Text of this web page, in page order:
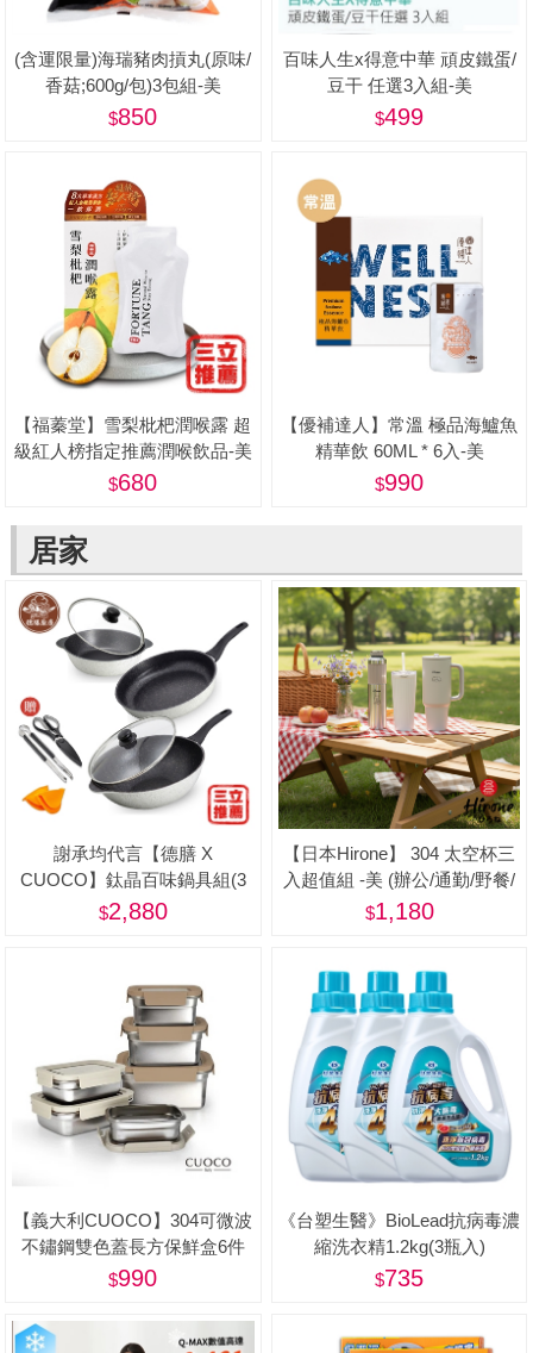
(含運限量)海瑞豬肉摃丸(原味/
香菇;600g/包)3包組-美
850
百味人生x得意中華 頑皮鐵蛋/
豆干 任選3入組-美
499
【福蓁堂】雪梨枇杷潤喉露 超
級紅人榜指定推薦潤喉飲品-美
680
【優補達人】常溫 極品海鱸魚
精華飲 60ML * 6入-美
990
居家
謝承均代言【德膳 X
CUOCO】鈦晶百味鍋具組(3
鍋2蓋 5件組)
2,880
【日本Hirone】 304 太空杯三
入超值組 -美 (辦公/通勤/野餐/
居家/旅遊/登山/露營)
1,180
【義大利CUOCO】304可微波
不鏽鋼雙色蓋長方保鮮盒6件
組-美
990
《台塑生醫》BioLead抗病毒濃
縮洗衣精1.2kg(3瓶入)
735